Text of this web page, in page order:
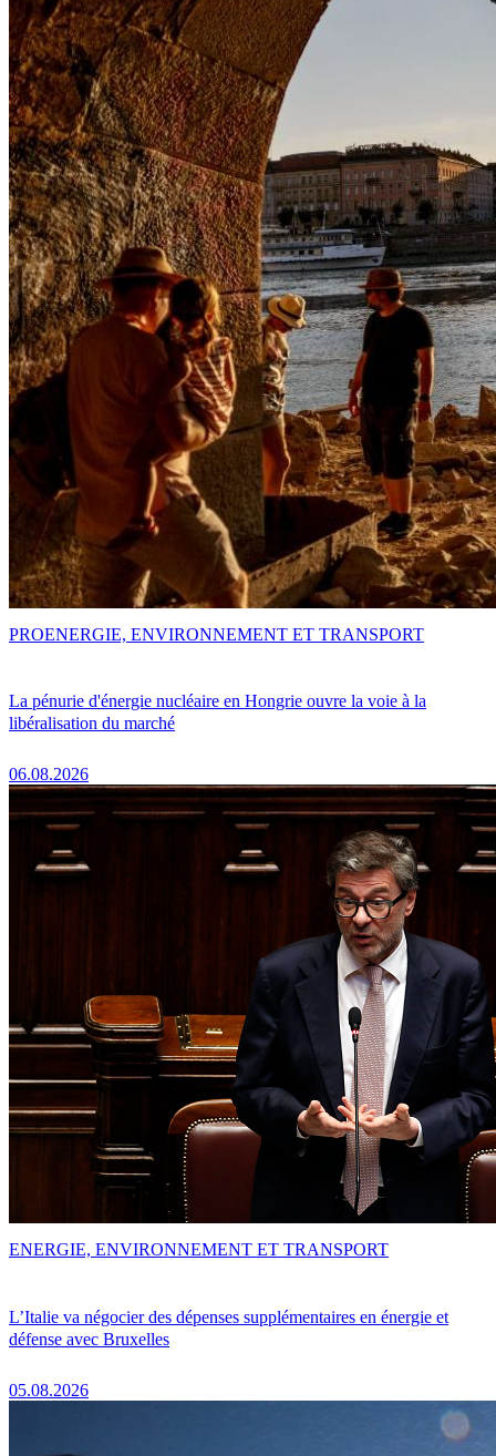
La pénurie d'énergie nucléaire en Hongrie ouvre la voie à la
libéralisation du marché
06.08.2026
PROENERGIE, ENVIRONNEMENT ET TRANSPORT
L’Italie va négocier des dépenses supplémentaires en énergie et
défense avec Bruxelles
05.08.2026
ENERGIE, ENVIRONNEMENT ET TRANSPORT